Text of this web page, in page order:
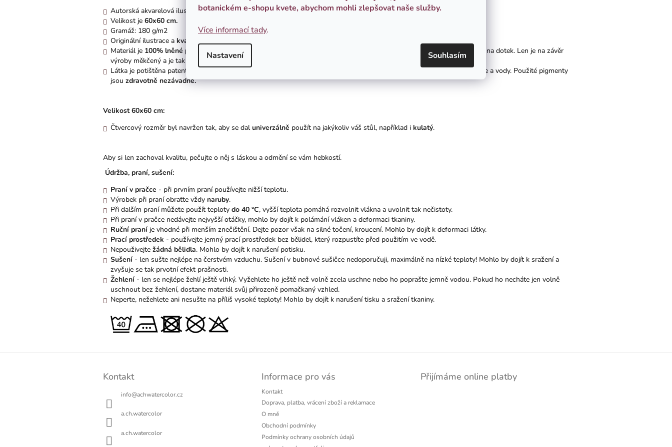
botanickém e-shopu kvete, abychom mohli zlepšovat naše služby.
Více informací tady.
Nastavení Souhlasím
Autorská akvarelová ilustrace jarních květin vytištěná na lněné plátno - sasanka hajní, prvosenka jarní, narcis a krokus.
Velikost je 60x60 cm.
Gramáž: 180 g/m2
Originální ilustrace a kvalitní
Materiál je 100% lněné plátno
. Se vším, co k lnu patří. Charakteristická přírodní struktura, ale zároveň neskutečně jemný na dotek. Len je na závěr
výroby měkčený a je tak opravdu hebký.
Látka je potištěna patentovanou eco-friendly technologií, která je
tím, že spotřebovává minimum energie a vody. Použité pigmenty
jsou zdravotně nezávadné.
Velikost 60x60 cm:
Čtvercový rozměr byl navržen tak, aby se dal univerzálně použít na jakýkoliv váš stůl, například i kulatý.
Aby si len zachoval kvalitu, pečujte o něj s láskou a odmění se vám hebkostí.
Údržba, praní, sušení:
Praní v pračce - při prvním praní používejte nižší teplotu.
Výrobek při praní obraťte vždy naruby.
Při dalším praní můžete použít teploty do 40 °C, vyšší teplota pomáhá rozvolnit vlákna a uvolnit tak nečistoty.
Při praní v pračce nedávejte nejvyšší otáčky, mohlo by dojít k polámání vláken a deformaci tkaniny.
Ruční praní je vhodné při menším znečištění. Dejte pozor však na silné točení, kroucení. Mohlo by dojít k deformaci látky.
Prací prostředek - používejte jemný prací prostředek bez bělidel, který rozpustíte před použitím ve vodě.
Nepouživejte žádná bělidla. Mohlo by dojít k narušení potisku.
Sušení - len sušte nejlépe na čerstvém vzduchu. Sušení v bubnové sušičce nedoporučuji, maximálně na nízké teploty! Mohlo by dojít k sražení a
zvyšuje se tak prvotní efekt prašnosti.
Žehlení - len se nejlépe žehlí ještě vlhký. Vyžehlete ho ještě než volně zcela uschne nebo ho poprašte jemně vodou. Pokud ho necháte jen volně
uschnout bez žehlení, dostane materiál svůj přirozeně pomačkaný vzhled.
Neperte, nežehlete ani nesušte na příliš vysoké teploty! Mohlo by dojít k narušení tisku a sražení tkaniny.
Z
Kontakt
info@achwatercolor.cz
a.ch.watercolor
a.ch.watercolor
Informace pro vás
Kontakt
Doprava, platba, vrácení zboží a reklamace
O mně
Obchodní podmínky
Podmínky ochrany osobních údajů
Přijímáme online platby